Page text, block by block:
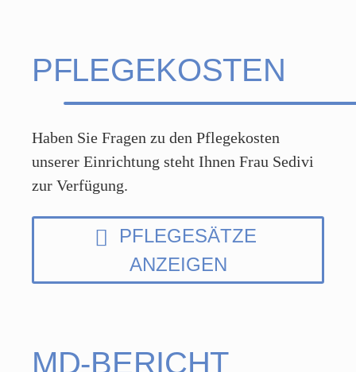
PFLEGEKOSTEN
Haben Sie Fragen zu den Pflegekosten
unserer Einrichtung steht Ihnen Frau Sedivi
zur Verfügung.
PFLEGESÄTZE
ANZEIGEN
MD-BERICHT